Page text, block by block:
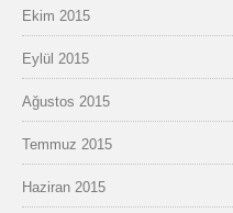
Ekim 2015
Eylül 2015
Ağustos 2015
Temmuz 2015
Haziran 2015